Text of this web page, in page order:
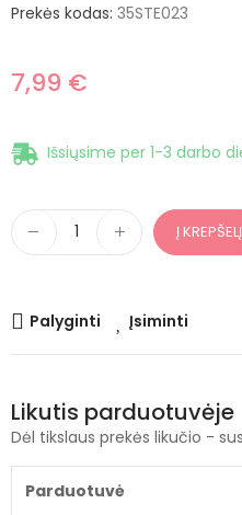
Prekės kodas: 35STE023
7,99 €
Išsiųsime per 1-3 darbo
Į KREPŠELĮ
Palyginti Įsiminti
Likutis parduotuvėje
Dėl tikslaus prekės likučio -
Parduotuvė